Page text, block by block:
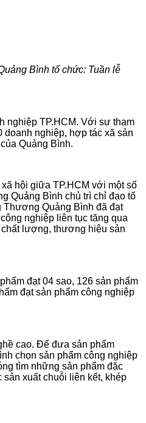
Bình tổ chức: Tuần lễ
nghiệp TP.HCM. Với sự tham
nghiệp, hợp tác xã sản
Quảng Bình.
hội giữa TP.HCM với một số
Quảng Bình chủ trì chỉ đạo tổ
Thương Quảng Bình đã đạt
nghiệp liên tục tăng qua
lượng, thương hiệu sản
đạt 04 sao, 126 sản phẩm
đạt sản phẩm công nghiệp
cao. Để đưa sản phẩm
chọn sản phẩm công nghiệp
tìm những sản phẩm đặc
xuất chuỗi liên kết, khép